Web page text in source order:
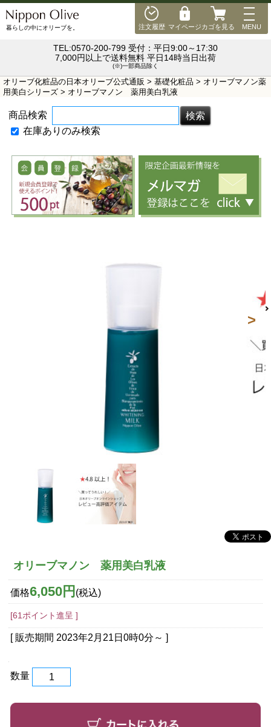
注文履歴 マイページカゴを見る
MENU
MENU
暮らしの中にオリーブを。
TEL:0570-200-799 受付：平日9:00～17:30
7,000円以上で送料無料 平日14時当日出荷
(※)一部商品除く
オリーブ化粧品の日本オリーブ公式通販 > 基礎化粧品 > オリーブマノン薬
用美白シリーズ > オリーブマノン 薬用美白乳液
商品検索
在庫ありのみ検索
オリーブマノン 薬用美白乳液
価格6,050円 (税込)
[61ポイント進呈 ]
[ 販売期間 2023年2月21日0時0分 ～ ]
数量